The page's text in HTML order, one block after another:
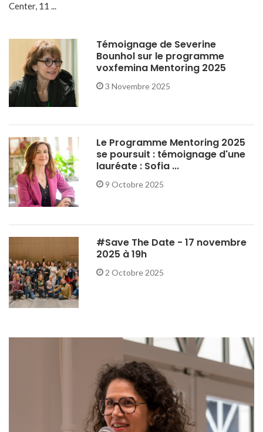
Center, 11 ...
Témoignage de Severine
Bounhol sur le programme
voxfemina Mentoring 2025
3 Novembre 2025
Le Programme Mentoring 2025
se poursuit : témoignage d'une
lauréate : Sofia ...
9 Octobre 2025
#Save The Date - 17 novembre
2025 à 19h
2 Octobre 2025